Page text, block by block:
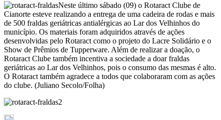
Neste último sábado (09) o Rotaract Clube de
Cianorte esteve realizando a entrega de uma cadeira de rodas e mais
de 500 fraldas geriátricas antialérgicas ao Lar dos Velhinhos do
município. Os materiais foram adquiridos através de ações
desenvolvidas pelo Rotaract como o projeto do Lacre Solidário e o
Show de Prêmios de Tupperware. Além de realizar a doação, o
Rotaract Clube também incentiva a sociedade a doar fraldas
geriátricas ao Lar dos Velhinhos, pois o consumo das mesmas é alto.
O Rotaract também agradece a todos que colaboraram com as ações
do clube. (Juliano Secolo/Folha)